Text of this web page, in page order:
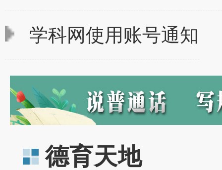
学科网使用账号通知
德育天地